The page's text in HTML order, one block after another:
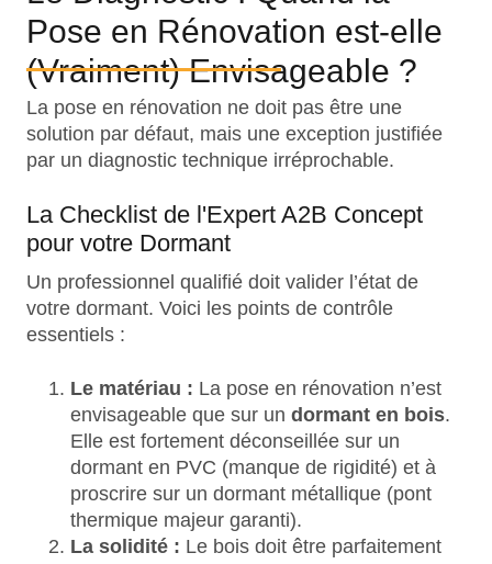
Pose en Rénovation est-elle
(Vraiment) Envisageable ?
La pose en rénovation ne doit pas être une
solution par défaut, mais une exception justifiée
par un diagnostic technique irréprochable.
La Checklist de l'Expert A2B Concept
pour votre Dormant
Un professionnel qualifié doit valider l’état de
votre dormant. Voici les points de contrôle
essentiels :
Le matériau : La pose en rénovation n’est
envisageable que sur undormant en bois.
Elle est fortement déconseillée sur un
dormant en PVC (manque de rigidité) et à
proscrire sur un dormant métallique (pont
thermique majeur garanti).
La solidité : Le bois doit être parfaitement